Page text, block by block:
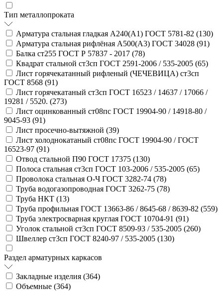
Тип металлопроката
Арматура стальная гладкая А240(А1) ГОСТ 5781-82 (130)
Арматура стальная рифлёная А500(А3) ГОСТ 34028 (91)
Балка ст255 ГОСТ Р 57837 - 2017 (78)
Квадрат стальной ст3сп ГОСТ 2591-2006 / 535-2005 (65)
Лист горячекатанный рифленый (ЧЕЧЕВИЦА) ст3сп
ГОСТ 8568 (91)
Лист горячекатаный ст3сп ГОСТ 16523 / 14637 / 17066 /
19281 / 5520. (273)
Лист оцинкованный ст08пс ГОСТ 19904-90 / 14918-80 /
9045-93 (91)
Лист просечно-вытяжной (39)
Лист холоднокатаный ст08пс ГОСТ 19904-90 / ГОСТ
16523-97 (91)
Отвод стальной П90 ГОСТ 17375 (130)
Полоса стальная ст3сп ГОСТ 103-2006 / 535-2005 (65)
Проволока стальная О-Ч ГОСТ 3282-74 (78)
Труба водогазопроводная ГОСТ 3262-75 (78)
Труба НКТ (13)
Труба профильная ГОСТ 13663-86 / 8645-68 / 8639-82 (559)
Труба электросварная круглая ГОСТ 10704-91 (91)
Уголок стальной ст3сп ГОСТ 8509-93 / 535-2005 (260)
Швеллер ст3сп ГОСТ 8240-97 / 535-2005 (130)
Раздел арматурных каркасов
Закладные изделия (364)
Объемные (364)